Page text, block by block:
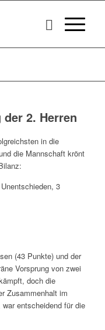
2. Herren
in die
die Mannschaft krönt
3
(43 Punkte) und der
Vorsprung von zwei
doch die
Zusammenhalt im
entscheidend für die